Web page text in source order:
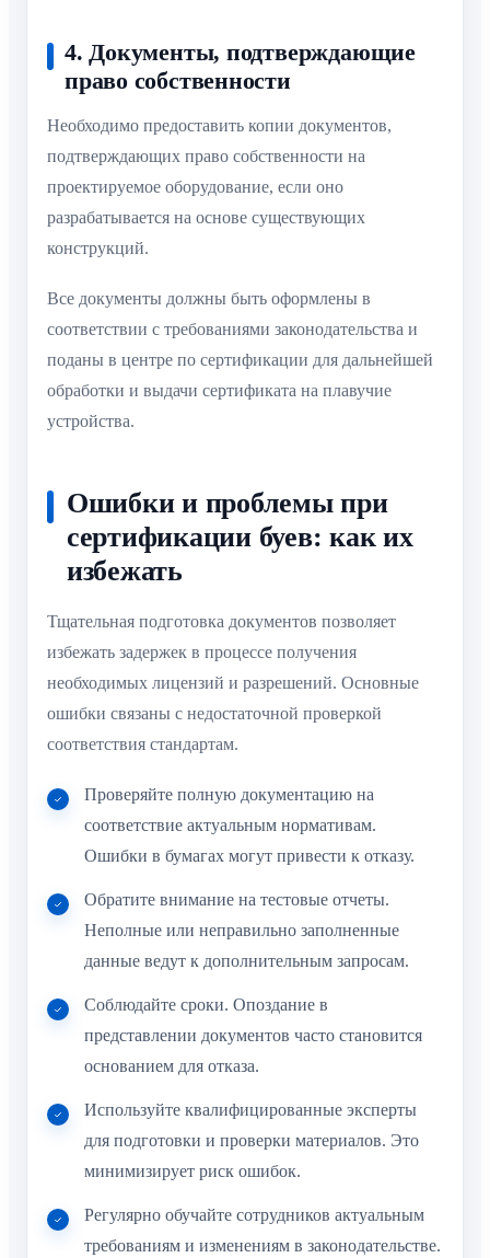
4. Документы, подтверждающие
право собственности
Необходимо предоставить копии документов,
подтверждающих право собственности на
проектируемое оборудование, если оно
разрабатывается на основе существующих
конструкций.
Все документы должны быть оформлены в
соответствии с требованиями законодательства и
поданы в центре по сертификации для дальнейшей
обработки и выдачи сертификата на плавучие
устройства.
Ошибки и проблемы при
сертификации буев: как их
избежать
Тщательная подготовка документов позволяет
избежать задержек в процессе получения
необходимых лицензий и разрешений. Основные
ошибки связаны с недостаточной проверкой
соответствия стандартам.
Проверяйте полную документацию на
соответствие актуальным нормативам.
Ошибки в бумагах могут привести к отказу.
Обратите внимание на тестовые отчеты.
Неполные или неправильно заполненные
данные ведут к дополнительным запросам.
Соблюдайте сроки. Опоздание в
представлении документов часто становится
основанием для отказа.
Используйте квалифицированные эксперты
для подготовки и проверки материалов. Это
минимизирует риск ошибок.
Регулярно обучайте сотрудников актуальным
требованиям и изменениям в законодательстве.